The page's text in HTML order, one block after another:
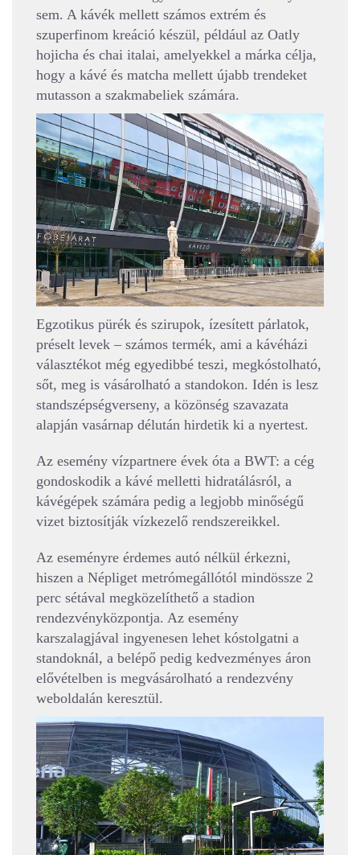
sem. A kávék mellett számos extrém és
szuperfinom kreáció készül, például az Oatly
hojicha és chai italai, amelyekkel a márka célja,
hogy a kávé és matcha mellett újabb trendeket
mutasson a szakmabeliek számára.
Egzotikus pürék és szirupok, ízesített párlatok,
préselt levek – számos termék, ami a kávéházi
választékot még egyedibbé teszi, megkóstolható,
sőt, meg is vásárolható a standokon. Idén is lesz
standszépségverseny, a közönség szavazata
alapján vasárnap délután hirdetik ki a nyertest.
Az esemény vízpartnere évek óta a BWT: a cég
gondoskodik a kávé melletti hidratálásról, a
kávégépek számára pedig a legjobb minőségű
vizet biztosítják vízkezelő rendszereikkel.
Az eseményre érdemes autó nélkül érkezni,
hiszen a Népliget metrómegállótól mindössze 2
perc sétával megközelíthető a stadion
rendezvényközpontja. Az esemény
karszalagjával ingyenesen lehet kóstolgatni a
standoknál, a belépő pedig kedvezményes áron
elővételben is megvásárolható a rendezvény
weboldalán keresztül.